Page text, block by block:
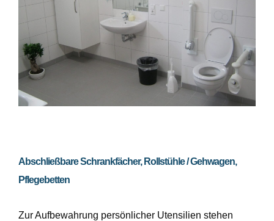
Abschließbare Schrankfächer, Rollstühle / Gehwagen,
Pflegebetten
Zur Aufbewahrung persönlicher Utensilien stehen